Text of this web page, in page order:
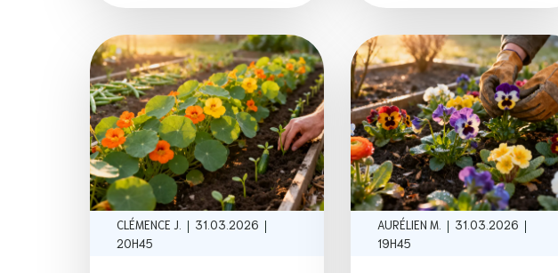
CLÉMENCE J. | 31.03.2026 |
20H45
AURÉLIEN M. | 31.03.2026 |
19H45